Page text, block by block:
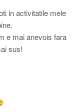
in activitatile mele
e mai anevois fara
sus!